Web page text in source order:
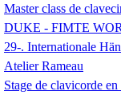
Master class de
DUKE - FIMTE
29-. Internationale
Atelier Rameau
Stage de clavicorde